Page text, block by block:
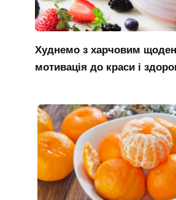
Худнемо з харчовим
мотивація до краси і